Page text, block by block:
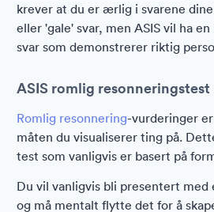
krever at du er ærlig i svarene
eller 'gale' svar, men ASIS vil ha
svar som demonstrerer riktig
ASIS romlig resonneringstest
Romlig resonnering-vurderinger
måten du visualiserer ting på.
test som vanligvis er basert på
Du vil vanligvis bli presentert
og må mentalt flytte det for å